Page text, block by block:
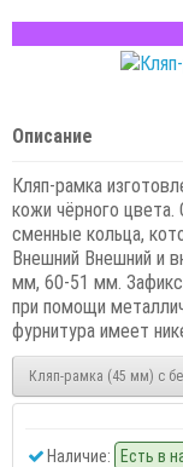
Описание
Кляп-рамка
кожи чёрного цвета.
сменные кольца,
Внешний Внешний и
мм, 60-51 мм.
при помощи
фурнитура имеет
Кляп-рамка (45 мм) с
Наличие: Есть в